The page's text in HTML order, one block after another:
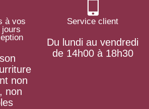
à vos
jours
non
non
Service client
Du lundi au vendredi
de 14h00 à 18h30